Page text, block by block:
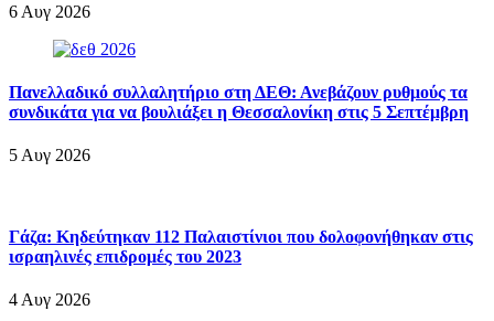
6 Αυγ 2026
Πανελλαδικό συλλαλητήριο στη ΔΕΘ: Ανεβάζουν ρυθμούς τα
συνδικάτα για να βουλιάξει η Θεσσαλονίκη στις 5 Σεπτέμβρη
5 Αυγ 2026
Γάζα: Κηδεύτηκαν 112 Παλαιστίνιοι που δολοφονήθηκαν στις
ισραηλινές επιδρομές του 2023
4 Αυγ 2026